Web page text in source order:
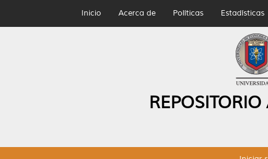
Inicio Acerca de Políticas Estadísticas